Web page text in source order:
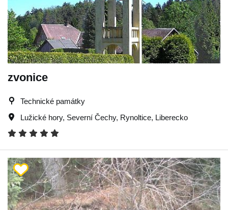
zvonice
Technické památky
Lužické hory, Severní Čechy, Rynoltice, Liberecko